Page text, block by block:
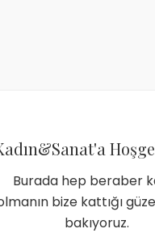
Burada hep beraber
bize kattığı
bakıyoruz.